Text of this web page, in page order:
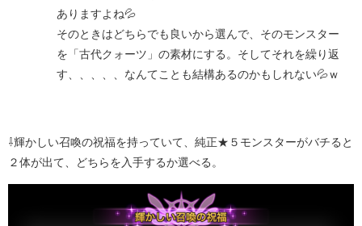
ありますよね💦
そのときはどちらでも良いから選んで、そのモンスター
を「古代クォーツ」の素材にする。そしてそれを繰り返
す、、、、、なんてことも結構あるのかもしれない💦ｗ
⇩輝かしい召喚の祝福を持っていて、純正★５モンスターがバチると
２体が出て、どちらを入手するか選べる。